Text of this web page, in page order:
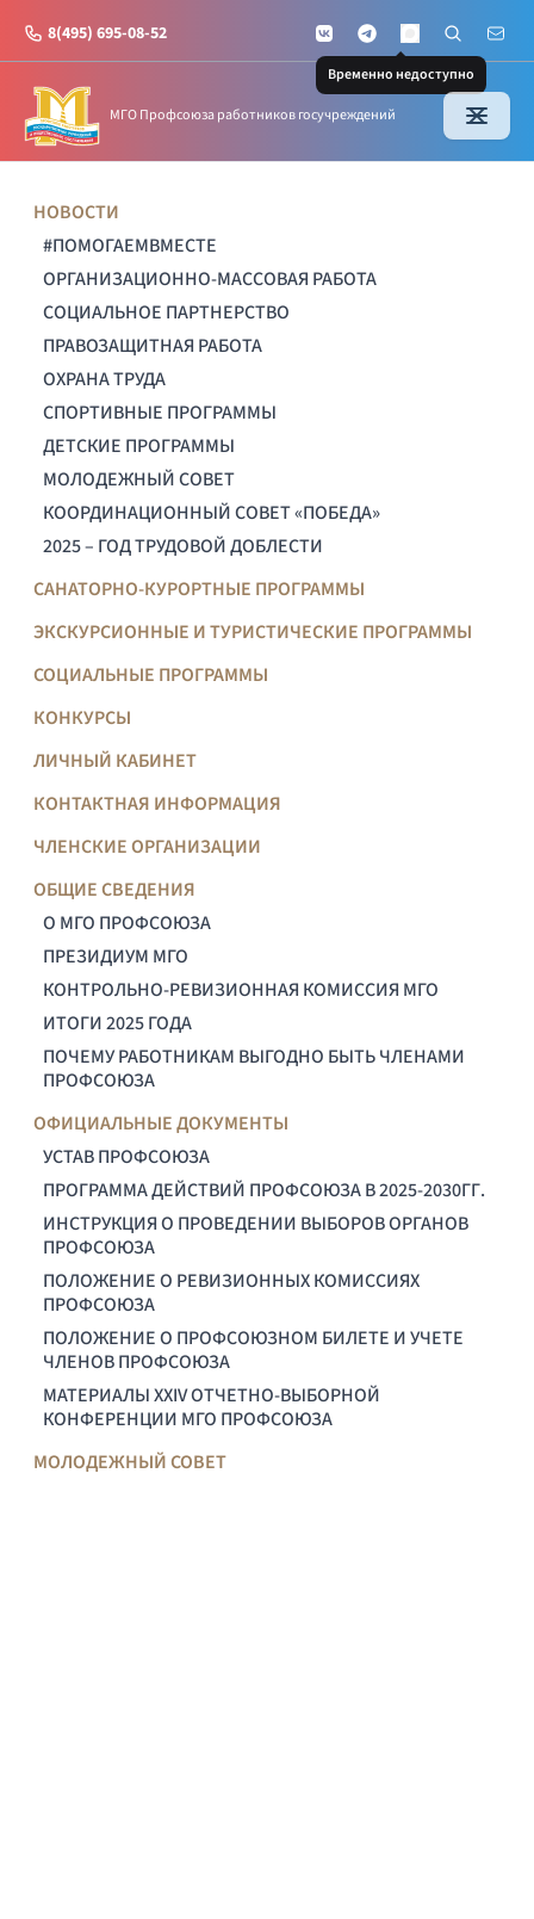
8(495) 695-08-52 VKontakteTelegramMAX
Временно недоступно
Поиск по
Почта
МГО Профсоюза работников госучреждений
НОВОСТИ
#ПОМОГАЕМВМЕСТЕ
ОРГАНИЗАЦИОННО-МАССОВАЯ РАБОТА
СОЦИАЛЬНОЕ ПАРТНЕРСТВО
ПРАВОЗАЩИТНАЯ РАБОТА
ОХРАНА ТРУДА
СПОРТИВНЫЕ ПРОГРАММЫ
ДЕТСКИЕ ПРОГРАММЫ
МОЛОДЕЖНЫЙ СОВЕТ
КООРДИНАЦИОННЫЙ СОВЕТ «ПОБЕДА»
2025 – ГОД ТРУДОВОЙ ДОБЛЕСТИ
САНАТОРНО-КУРОРТНЫЕ ПРОГРАММЫ
ЭКСКУРСИОННЫЕ И ТУРИСТИЧЕСКИЕ ПРОГРАММЫ
СОЦИАЛЬНЫЕ ПРОГРАММЫ
КОНКУРСЫ
ЛИЧНЫЙ КАБИНЕТ
КОНТАКТНАЯ ИНФОРМАЦИЯ
ЧЛЕНСКИЕ ОРГАНИЗАЦИИ
ОБЩИЕ СВЕДЕНИЯ
О МГО ПРОФСОЮЗА
ПРЕЗИДИУМ МГО
КОНТРОЛЬНО-РЕВИЗИОННАЯ КОМИССИЯ МГО
ИТОГИ 2025 ГОДА
ПОЧЕМУ РАБОТНИКАМ ВЫГОДНО БЫТЬ ЧЛЕНАМИ
ПРОФСОЮЗА
ОФИЦИАЛЬНЫЕ ДОКУМЕНТЫ
УСТАВ ПРОФСОЮЗА
ПРОГРАММА ДЕЙСТВИЙ ПРОФСОЮЗА В 2025-2030ГГ.
ИНСТРУКЦИЯ О ПРОВЕДЕНИИ ВЫБОРОВ ОРГАНОВ
ПРОФСОЮЗА
ПОЛОЖЕНИЕ О РЕВИЗИОННЫХ КОМИССИЯХ
ПРОФСОЮЗА
ПОЛОЖЕНИЕ О ПРОФСОЮЗНОМ БИЛЕТЕ И УЧЕТЕ
ЧЛЕНОВ ПРОФСОЮЗА
МАТЕРИАЛЫ XXIV ОТЧЕТНО-ВЫБОРНОЙ
КОНФЕРЕНЦИИ МГО ПРОФСОЮЗА
МОЛОДЕЖНЫЙ СОВЕТ